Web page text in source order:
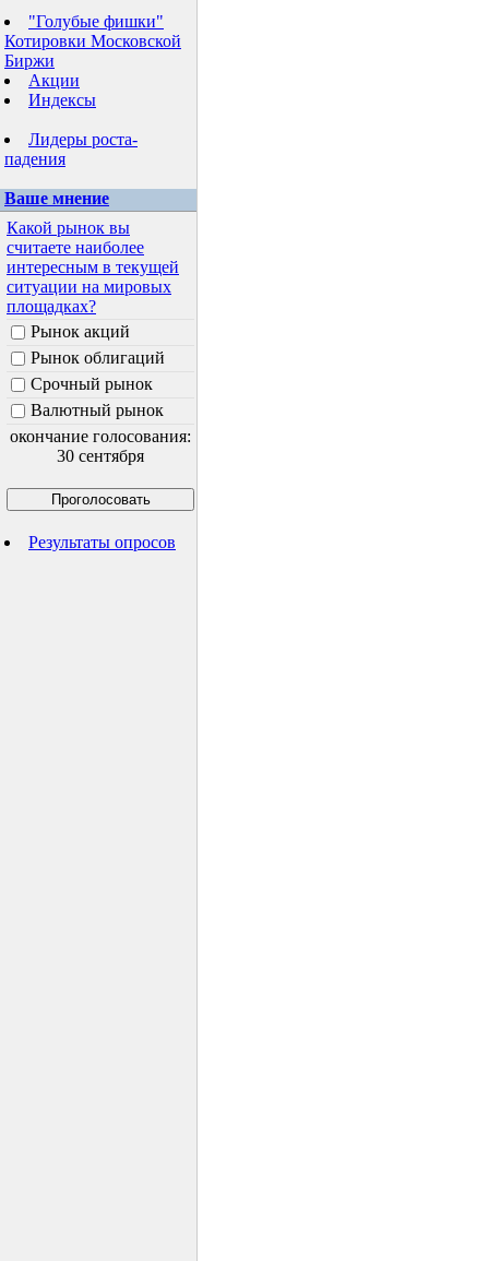
"Голубые фишки"
Котировки Московской
Биржи
Акции
Индексы
Лидеры роста-
падения
Ваше мнение
Какой рынок вы
считаете наиболее
интересным в текущей
ситуации на мировых
площадках?
Рынок акций
Рынок облигаций
Срочный рынок
Валютный рынок
окончание голосования:
30 сентября
Результаты опросов